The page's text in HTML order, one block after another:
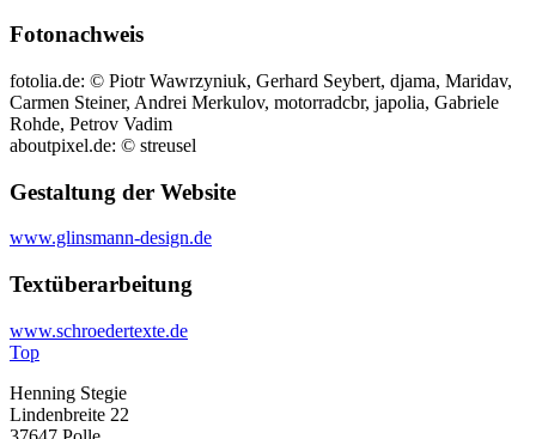
Fotonachweis
fotolia.de: © Piotr Wawrzyniuk, Gerhard Seybert, djama, Maridav,
Carmen Steiner, Andrei Merkulov, motorradcbr, japolia, Gabriele
Rohde, Petrov Vadim
aboutpixel.de: © streusel
Gestaltung der Website
www.glinsmann-design.de
Textüberarbeitung
www.schroedertexte.de
Top
Henning Stegie
Lindenbreite 22